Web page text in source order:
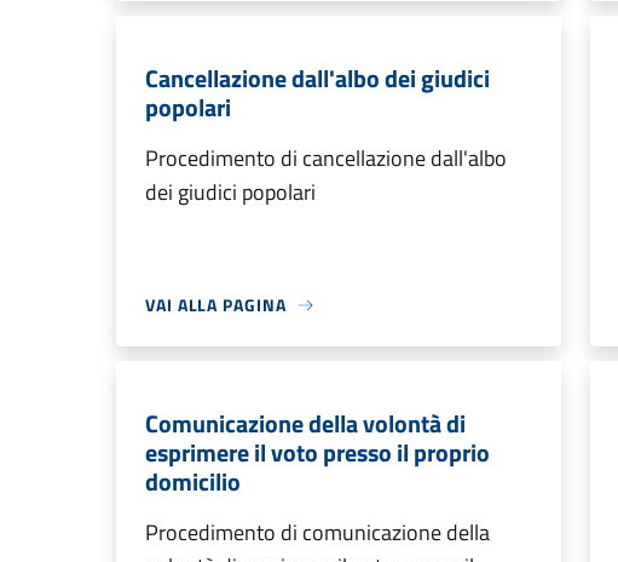
Cancellazione dall'albo dei giudici
popolari
Procedimento di cancellazione dall'albo
dei giudici popolari
VAI ALLA PAGINA
Comunicazione della volontà di
esprimere il voto presso il proprio
domicilio
Procedimento di comunicazione della